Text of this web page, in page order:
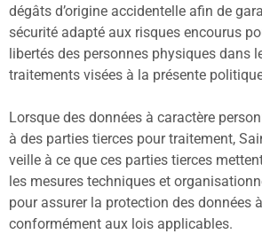
dégâts d’origine accidentelle afin de
sécurité adapté aux risques encourus
libertés des personnes physiques dans
traitements visées à la présente
Lorsque des données à caractère
à des parties tierces pour traitement,
veille à ce que ces parties tierces
les mesures techniques et
pour assurer la protection des données
conformément aux lois applicables.